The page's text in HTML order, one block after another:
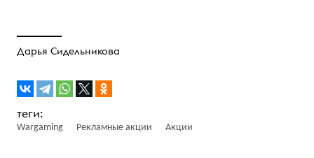
Дарья Сидельникова
Wargaming Рекламные акции Акции